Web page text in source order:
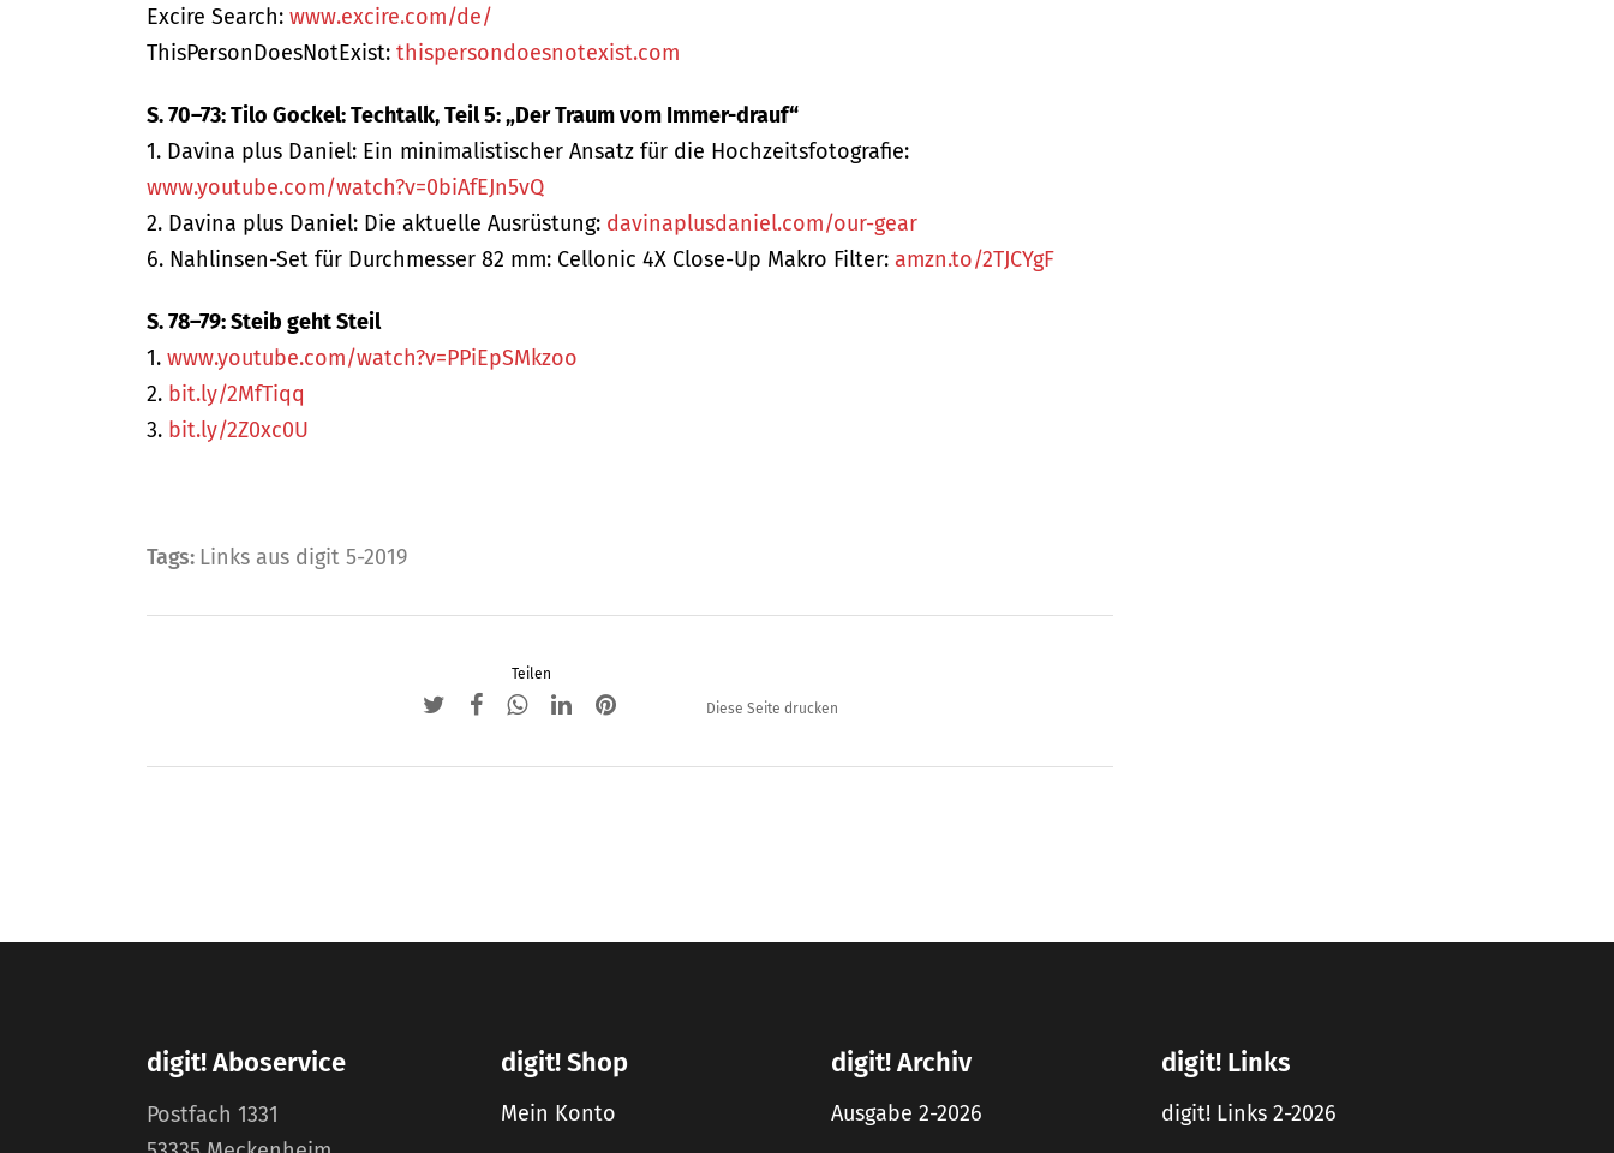
Excire Search: www.excire.com/de/
ThisPersonDoesNotExist: thispersondoesnotexist.com
S. 70–73: Tilo Gockel: Techtalk, Teil 5: „Der Traum vom Immer-drauf“
1. Davina plus Daniel: Ein minimalistischer Ansatz für die Hochzeitsfotografie:
www.youtube.com/watch?v=0biAfEJn5vQ
2. Davina plus Daniel: Die aktuelle Ausrüstung: davinaplusdaniel.com/our-gear
6. Nahlinsen-Set für Durchmesser 82 mm: Cellonic 4X Close-Up Makro Filter: amzn.to/2TJCYgF
S. 78–79: Steib geht Steil
1. www.youtube.com/watch?v=PPiEpSMkzoo
2. bit.ly/2MfTiqq
3. bit.ly/2Z0xc0U
Tags: Links aus digit 5-2019
Teilen
Diese Seite drucken
digit! Aboservice
Postfach 1331
digit! Shop
Mein Konto
digit! Archiv
Ausgabe 2-2026
digit! Links
digit! Links 2-2026